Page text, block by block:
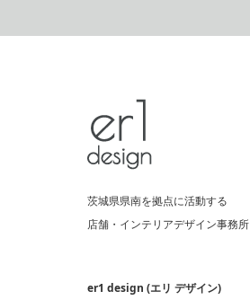
茨城県県南を拠点に活動する
店舗・インテリアデザイン事務所
er1 design (エリ デザイン)